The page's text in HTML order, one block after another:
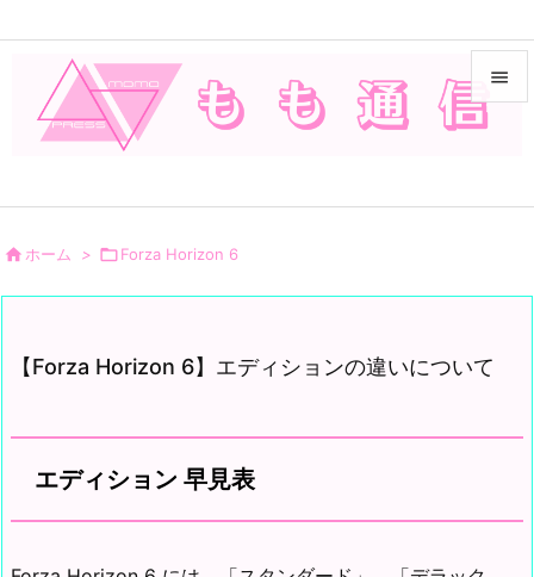


サイド

 ホーム > Forza Horizon 6
【Forza Horizon 6】エディションの違いについて
エディション 早見表